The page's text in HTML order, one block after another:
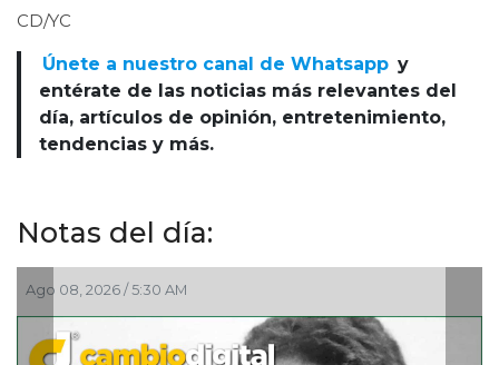
CD/YC
Únete a nuestro canal de Whatsapp y
entérate de las noticias más relevantes del
día, artículos de opinión, entretenimiento,
tendencias y más.
Notas del día:
Ago 07, 2026 / 11:36 PM